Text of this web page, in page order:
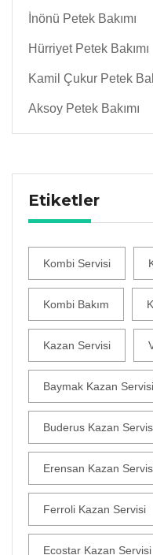
İnönü Petek Bakımı
Hürriyet Petek Bakımı
Kamil Çukur Petek
Aksoy Petek Bakımı
Etiketler
Kombi Servisi
Kombi Bakım
Kazan Servisi
Baymak Kazan Servisi
Buderus Kazan
Erensan Kazan
Ferroli Kazan Servisi
Ecostar Kazan Servisi